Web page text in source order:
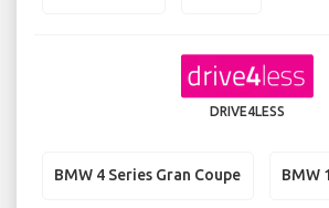
DRIVE4LESS
BMW 4 Series Gran Coupe BMW